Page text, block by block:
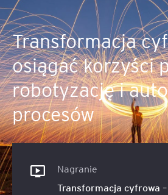
Transformacja
osiągać korzyści
robotyzację i
procesów
Nagranie
Transformacja cyfrowa